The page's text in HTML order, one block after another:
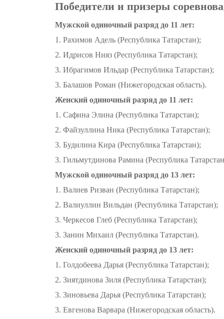
Победители и призеры
Мужской одиночный разряд до 11 лет:
1. Рахимов Адель (Республика Татарстан);
2. Идрисов Нияз (Республика Татарстан);
3. Ибрагимов Ильдар (Республика Татарстан);
3. Балашов Роман (Нижегородская область).
Женский одиночный разряд до 11 лет:
1. Сафина Элина (Республика Татарстан);
2. Файзуллина Ника (Республика Татарстан);
3. Будилина Кира (Республика Татарстан);
3. Гильмутдинова Рамина (Республика
Мужской одиночный разряд до 13 лет:
1. Валиев Ризван (Республика Татарстан);
2. Валиуллин Вильдан (Республика Татарстан);
3. Черкесов Глеб (Республика Татарстан);
3. Занин Михаил (Республика Татарстан).
Женский одиночный разряд до 13 лет:
1. Голдобеева Дарья (Республика Татарстан);
2. Зиятдинова Зиля (Республика Татарстан);
3. Зиновьева Дарья (Республика Татарстан);
3. Евгенова Варвара (Нижегородская область).